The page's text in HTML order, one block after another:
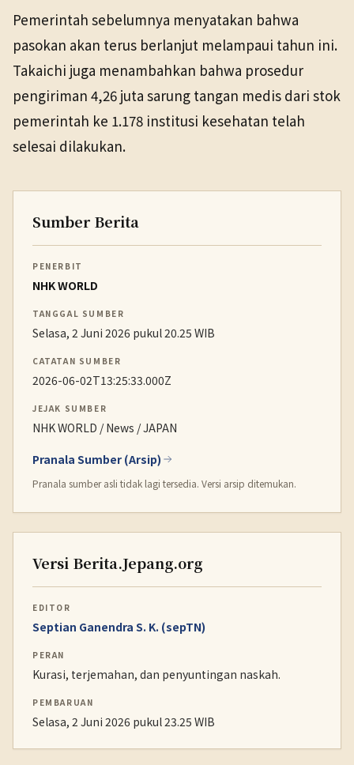
Pemerintah sebelumnya menyatakan bahwa
pasokan akan terus berlanjut melampaui tahun ini.
Takaichi juga menambahkan bahwa prosedur
pengiriman 4,26 juta sarung tangan medis dari stok
pemerintah ke 1.178 institusi kesehatan telah
selesai dilakukan.
Sumber Berita
PENERBIT
NHK WORLD
TANGGAL SUMBER
Selasa, 2 Juni 2026 pukul 20.25 WIB
CATATAN SUMBER
2026-06-02T13:25:33.000Z
JEJAK SUMBER
NHK WORLD / News / JAPAN
Pranala Sumber (Arsip)
Pranala sumber asli tidak lagi tersedia. Versi arsip ditemukan.
Versi Berita.Jepang.org
EDITOR
Septian Ganendra S. K. (sepTN)
PERAN
Kurasi, terjemahan, dan penyuntingan naskah.
PEMBARUAN
Selasa, 2 Juni 2026 pukul 23.25 WIB